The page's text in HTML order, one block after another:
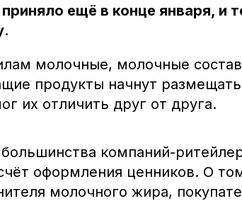
ещё в конце января, и
молочные, молочные
продукты начнут
их отличить друг от друга.
компаний-
оформления ценников. О
молочного жира,